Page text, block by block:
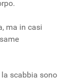
ma in casi
scabbia sono